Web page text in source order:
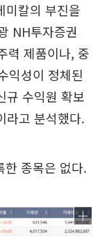
미칼의 부진을
NH투자증권
력 제품이나, 중
익성이 정체된
규 수익원 확보
라고 분석했다.
한 종목은 없다.